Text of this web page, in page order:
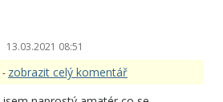
13.03.2021 08:51
- zobrazit celý komentář